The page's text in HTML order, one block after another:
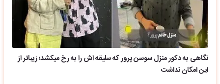
نگاهی به دکور منزل سوسن پرور که سلیقه اش را به رخ میکشد؛ زیباتر از
این امکان نداشت